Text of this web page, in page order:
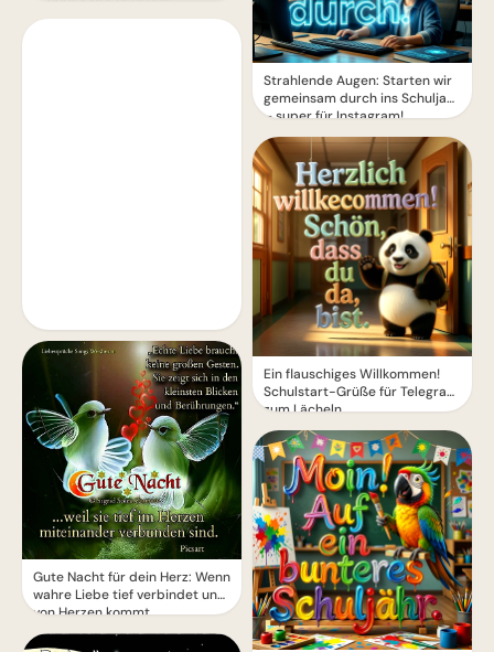
Gute Nacht für dein Herz: Wenn
wahre Liebe tief verbindet und
von Herzen kommt
Strahlende Augen: Starten wir
gemeinsam durch ins Schuljahr
– super für Instagram!
Ein flauschiges Willkommen!
Schulstart-Grüße für Telegram
zum Lächeln